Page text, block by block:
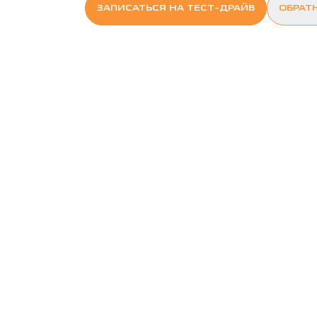
ЗАПИСАТЬСЯ НА ТЕСТ-ДРАЙВ